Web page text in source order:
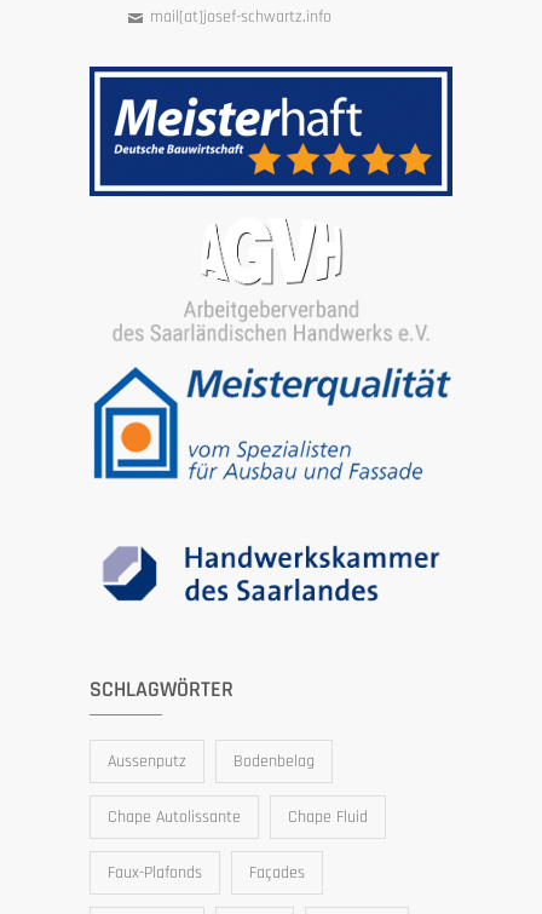
mail[at]josef-schwartz.info
SCHLAGWÖRTER
Aussenputz Bodenbelag
Chape Autolissante Chape Fluid
Faux-Plafonds Façades